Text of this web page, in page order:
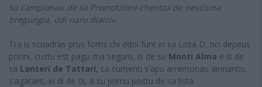
su campionau de sa Promotzioni chentza de nesciuna
bregungia, ddi naru diaici».
Tra is scuadras prus fortis chi ddoi funt in sa Lista D, nci depeus
ponni, custu est pagu ma seguru, is de su Monti Alma e is de
sa Lanteri de Tattari, ca cumenti s'apu arremonau ainnantis,
s'agatant, in dì de oi, a su primu postu de sa lista.